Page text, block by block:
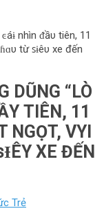
nhìn ᵭầυ tiên, 11
từ ꜱɨêυ xe đến
DŨNG “LÒ
TIÊN, 11
NGỌT, VΥI
XE ĐẾN
Trẻ